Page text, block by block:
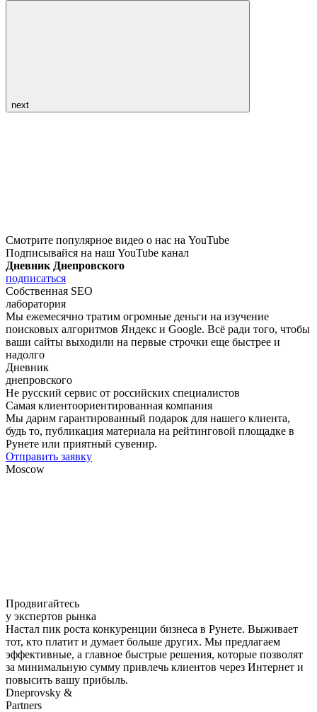
next
Смотрите популярное видео о нас на YouTube
Подписывайся на наш YouTube канал
Дневник Днепровского
подписаться
Собственная SEO
лаборатория
Мы ежемесячно тратим огромные деньги на изучение
поисковых алгоритмов Яндекс и Google. Всё ради того, чтобы
ваши сайты выходили на первые строчки еще быстрее и
надолго
Дневник
днепровского
Не русский сервис от российских специалистов
Самая клиентоориентированная компания
Мы дарим гарантированный подарок для нашего клиента,
будь то, публикация материала на рейтинговой площадке в
Рунете или приятный сувенир.
Отправить заявку
Moscow
Продвигайтесь
у экспертов рынка
Настал пик роста конкуренции бизнеса в Рунете. Выживает
тот, кто платит и думает больше других. Мы предлагаем
эффективные, а главное быстрые решения, которые позволят
за минимальную сумму привлечь клиентов через Интернет и
повысить вашу прибыль.
Dneprovsky &
Partners